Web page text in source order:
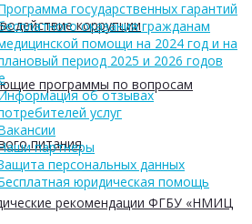
коррупции
программы по вопросам
питания
рекомендации ФГБУ «НМИЦ
государственных гарантий
оказания гражданам
помощи на 2024 год и на
период 2025 и 2026 годов
об отзывах
услуг
партнеры
персональных данных
юридическая помощь